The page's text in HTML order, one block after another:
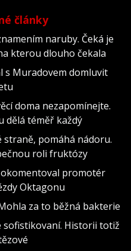
články
naruby. Čeká je
kterou dlouho čekala
s Muradovem domluvit
doma nezapomínejte.
dělá téměř každý
pomáhá nádoru.
roli fruktózy
promotér
Oktagonu
za to běžná bakterie
Historii totiž